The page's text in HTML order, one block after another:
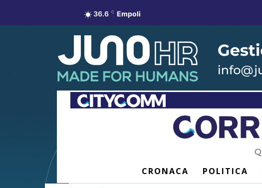
36.6 C Empoli
CRONACA POLITICA